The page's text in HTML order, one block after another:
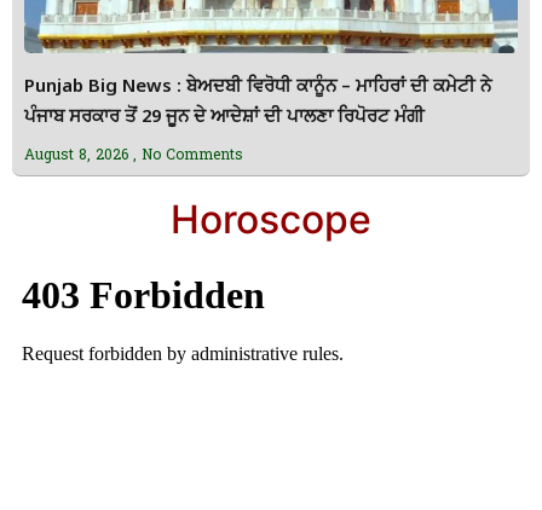
Punjab Big News : ਬੇਅਦਬੀ ਵਿਰੋਧੀ ਕਾਨੂੰਨ – ਮਾਹਿਰਾਂ ਦੀ ਕਮੇਟੀ ਨੇ
ਪੰਜਾਬ ਸਰਕਾਰ ਤੋਂ 29 ਜੂਨ ਦੇ ਆਦੇਸ਼ਾਂ ਦੀ ਪਾਲਣਾ ਰਿਪੋਰਟ ਮੰਗੀ
August 8, 2026 No Comments
Horoscope